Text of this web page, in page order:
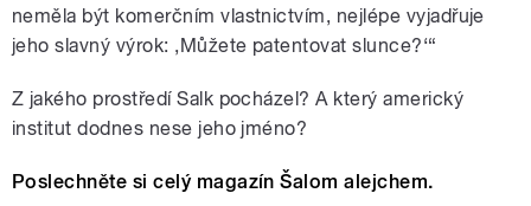
neměla být komerčním vlastnictvím, nejlépe vyjadřuje
jeho slavný výrok: ,Můžete patentovat slunce?‘“
Z jakého prostředí Salk pocházel? A který americký
institut dodnes nese jeho jméno?
Poslechněte si celý magazín Šalom alejchem.